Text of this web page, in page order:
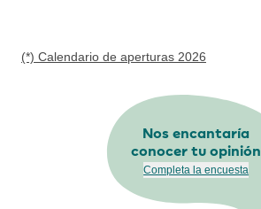
(*) Calendario de aperturas 2026
Nos encantaría
conocer tu opinión
Completa la encuesta